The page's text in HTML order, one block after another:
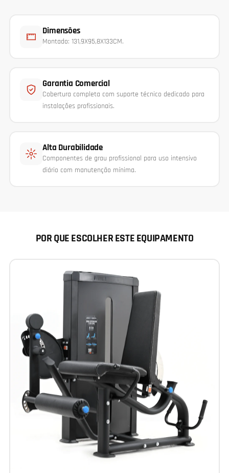
Dimensões
Montado: 131,9X95,8X133CM.
Garantia Comercial
Cobertura completa com suporte técnico dedicado para
instalações profissionais.
Alta Durabilidade
Componentes de grau profissional para uso intensivo
diário com manutenção mínima.
POR QUE ESCOLHER ESTE EQUIPAMENTO